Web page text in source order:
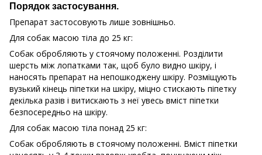
Порядок застосування.
Препарат застосовують лише зовнішньо.
Для собак масою тіла до 25 кг:
Собак обробляють у стоячому положенні. Розділити
шерсть між лопатками так, щоб було видно шкіру, і
наносять препарат на непошкоджену шкіру. Розміщують
вузький кінець піпетки на шкіру, міцно стискають піпетку
декілька разів і витискають з неї увесь вміст піпетки
безпосередньо на шкіру.
Для собак масою тіла понад 25 кг:
Собак обробляють в стоячому положенні. Вміст піпетки